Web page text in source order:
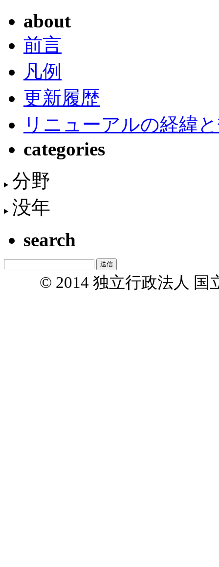
about
前言
凡例
更新履歴
リニューアルの経緯
categories
分野
没年
search
© 2014 独立行政法人 国